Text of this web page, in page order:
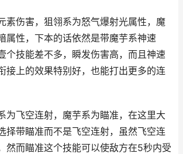
素伤害，狙翎系为怒气爆射光属性，魔
属性，下本的话依然是带魔芋系神速
个技能差不多，瞬发伤害高，而且神速
接上的效果特别好，也能打出更多的连
为飞空连射，魔芋系为瞄准，在这里大
择带瞄准而不是飞空连射，虽然飞空连
然而瞄准这个技能可以使敌方在5秒内受